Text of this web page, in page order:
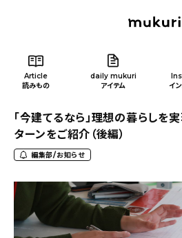
Article
読みもの
daily mukuri
アイテム
イ
Article/ 読みもの
カテゴリー一覧
「今建てるなら」理想の暮らしを
ターンをご紹介（後編）
編集部/お知らせ